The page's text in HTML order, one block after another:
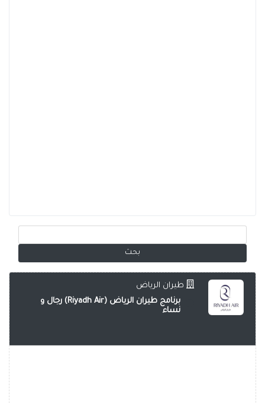
طيران الرياض
برنامج طيران الرياض (Riyadh Air) رجال و
نساء